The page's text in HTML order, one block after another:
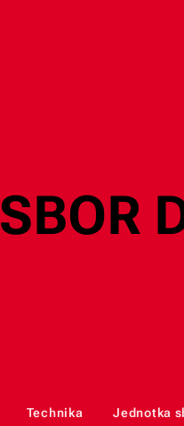
SBOR
Technika Jednotka